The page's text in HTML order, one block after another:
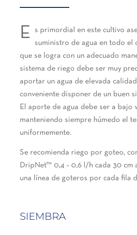
E
s primordial en este cultivo
suministro de agua en todo el
que se logra con un adecuado
sistema de riego debe ser muy
aportar un agua de elevada
conveniente disponer de un buen
El aporte de agua debe ser a bajo
manteniendo siempre húmedo el
uniformemente.
Se recomienda riego por goteo,
DripNet™ 0,4 – 0,6 l/h cada 30 cm
una línea de goteros por cada fila
SIEMBRA